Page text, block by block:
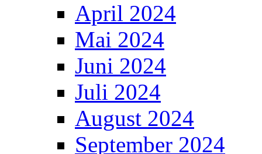
April 2024
Mai 2024
Juni 2024
Juli 2024
August 2024
September 2024